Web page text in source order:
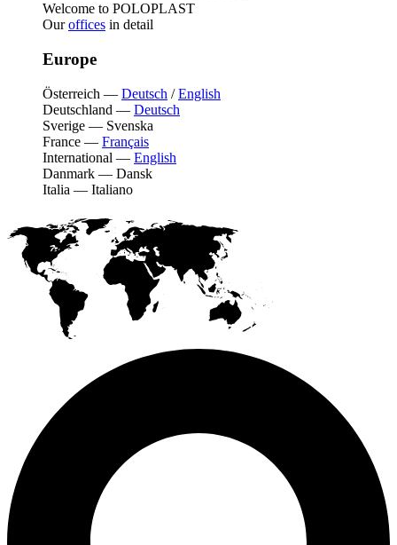
Welcome to POLOPLAST
Ouroffices in detail
Europe
Österreich — Deutsch /English
Deutschland — Deutsch
Sverige — Svenska
France — Français
International — English
Danmark — Dansk
Italia — Italiano